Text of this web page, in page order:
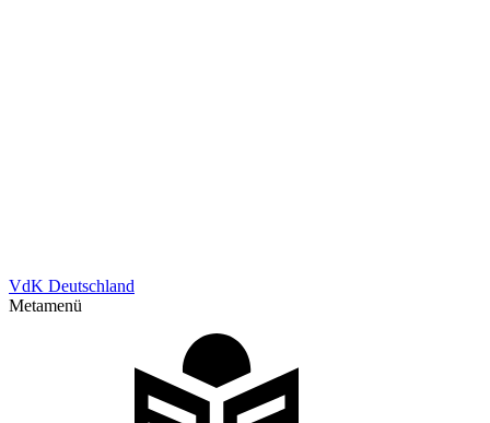
VdK Deutschland
Metamenü